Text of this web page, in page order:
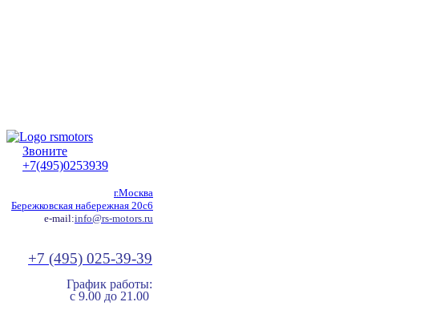
Звоните
+7(495)0253939
г.Москва
Бережковская набережная 20с6
e-mail:info@rs-motors.ru
+7 (495) 025-39-39
График работы:
с 9.00 до 21.00